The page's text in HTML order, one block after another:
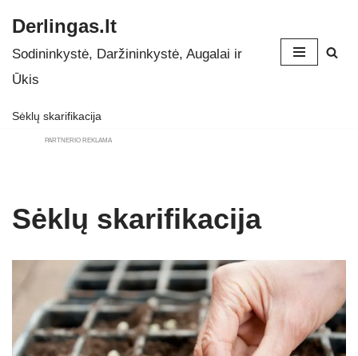
Skip
to
Derlingas.lt
Sodininkystė, Daržininkystė, Augalai ir
Ūkis
Sėklų skarifikacija
PARTNERIO REKLAMA
Sėklų skarifikacija